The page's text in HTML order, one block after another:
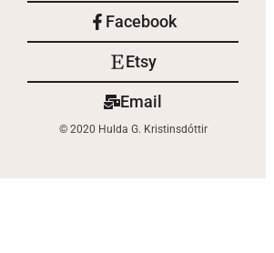
Facebook
Etsy
Email
© 2020 Hulda G. Kristinsdóttir